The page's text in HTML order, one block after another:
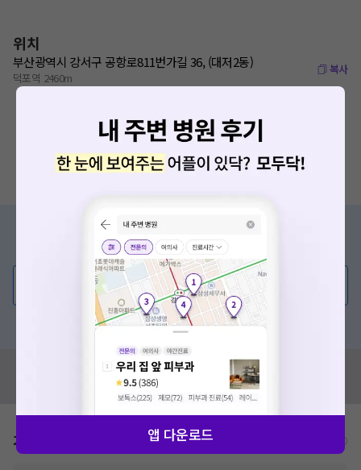
위치
부산광역시 강서구 공항로811번가길 36, (대저2동)
덕포역 2460m
복사
증상/치료, 궁금한 점이 있나요?
의사가 직접 답해드려요!
💬 무엇이든 물어보세요
혹은, 의료상담 서비스에 다양한 게시글 보러가기
혹시 잘못된 병원정보가 있나요?
모두닥 팀에 알려주세요!
가격표 앱 다운로드